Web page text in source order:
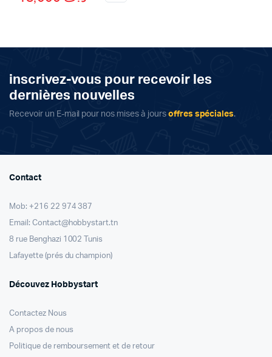
price
د.ت 17,000.
price
د.ت 15,000.
inscrivez-vous pour recevoir les
dernières nouvelles
Recevoir un E-mail pour nos mises à jours offres spéciales.
Contact
Mob: +216 22 974 387
Email: Contact@hobbystart.tn
8 rue Benghazi 1002 Tunis
Lafayette (prés du champion)
Découvez Hobbystart
Contactez Nous
A propos de nous
Politique de remboursement et de retour